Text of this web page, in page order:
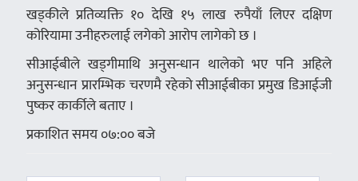
खड्कीले प्रतिव्यक्ति १० देखि १५ लाख रुपैयाँ लिएर दक्षिण
कोरियामा उनीहरुलाई लगेको आरोप लागेको छ ।
सीआईबीले खड्गीमाथि अनुसन्धान थालेको भए पनि अहिले
अनुसन्धान प्रारम्भिक चरणमै रहेको सीआईबीका प्रमुख डिआईजी
पुष्कर कार्कीले बताए ।
प्रकाशित समय ०७:०० बजे